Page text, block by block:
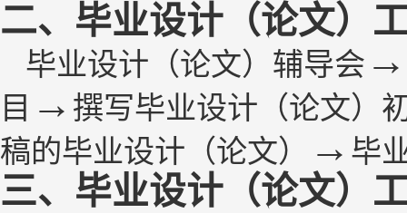
二、 毕业设计（论文）
毕业设计（论文） 辅导会 →
目 → 撰写毕业设计（论文）
稿的毕业设计（论文） → 毕
三、 毕业设计（论文）